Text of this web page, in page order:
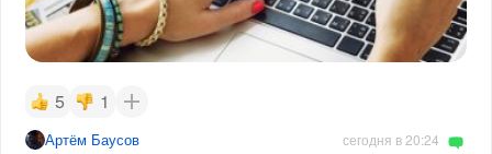
5 1
Артём Баусов сегодня в 20:24